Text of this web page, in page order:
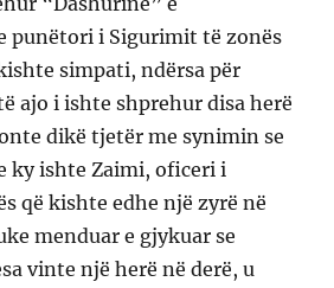
punëtori i Sigurimit të zonës
simpati, ndërsa për
ajo i ishte shprehur disa herë
dikë tjetër me synimin se
ky ishte Zaimi, oficeri i
që kishte edhe një zyrë në
menduar e gjykuar se
vinte një herë në derë, u